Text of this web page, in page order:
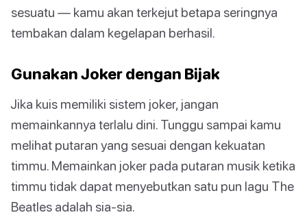
sesuatu — kamu akan terkejut betapa seringnya
tembakan dalam kegelapan berhasil.
Gunakan Joker dengan Bijak
Jika kuis memiliki sistem joker, jangan
memainkannya terlalu dini. Tunggu sampai kamu
melihat putaran yang sesuai dengan kekuatan
timmu. Memainkan joker pada putaran musik ketika
timmu tidak dapat menyebutkan satu pun lagu The
Beatles adalah sia-sia.